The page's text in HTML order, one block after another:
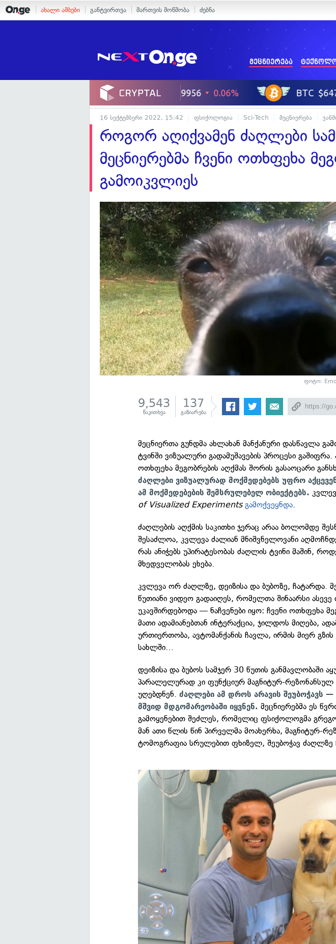
ახალი ამბები განტვირთვა მართვის მოწმობა ძებნა
მეცნიერება
16 სექტემბერი 2022, 15:42 ფსიქოლოგია Sci-Tech მეცნიერება
როგორ აღიქვამენ ძაღლები
მეცნიერებმა ჩვენი ოთხფეხა
გამოიკვლიეს
ფოტო:
9,543
წაკითხვა
137
გაზიარება
მეცნიერთა გუნდმა ახლახან მანქანური დასწავლა
ტვინში ვიზუალური გადამუშავების პროცესი გაშიფრა.
ოთხფეხა მეგობრების აღქმას შორის გასაოცარი
ძაღლები ვიზუალურად მოქმედებებს უფრო
ამ მოქმედებების შემსრულებელ ობიექტებს.
of Visualized Experiments გამოქვეყნდა.
ძაღლების აღქმის საკითხი ჯერაც არაა ბოლომდე
შესაძლოა, კვლევა ძალიან მნიშვნელოვანი
რას ანიჭებს უპირატესობას ძაღლის ტვინი მაშინ,
მხედველობას ეხება.
კვლევა ორ ძაღლზე, დეიზისა და ბუბოზე, ჩატარდა.
წუთიანი ვიდეო გადაიღეს, რომელთა შინაარსი ასევე
უკავშირდებოდა — ნაჩვენები იყო: ჩვენი ოთხფეხა
მათი ადამიანებთან ინტერაქცია, ჯილდოს მიღება,
ურთიერთობა, ავტომანქანის ჩავლა, ირმის მიერ გზის
სახლში…
დეიზისა და ბუბოს სამჯერ 30 წუთის განმავლობაში
პარალელურად კი ფუნქციურ მაგნიტურ-
უღებდნენ.ძაღლები ამ დროს არავის შეუბოჭავს —
მშვიდ მდგომარეობაში იყვნენ.მეცნიერებმა ეს
გამოყენებით შეძლეს, რომელიც ფსიქოლოგმა
მან ათი წლის წინ პირველმა მოახერხა, მაგნიტურ-
ტომოგრაფია სრულებით ფხიზელ, შეუბოჭავ ძაღლზე